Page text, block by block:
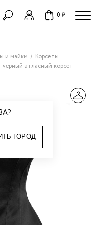
0 ₽
ГОРОД
и майки
Корсеты
черный атласный корсет